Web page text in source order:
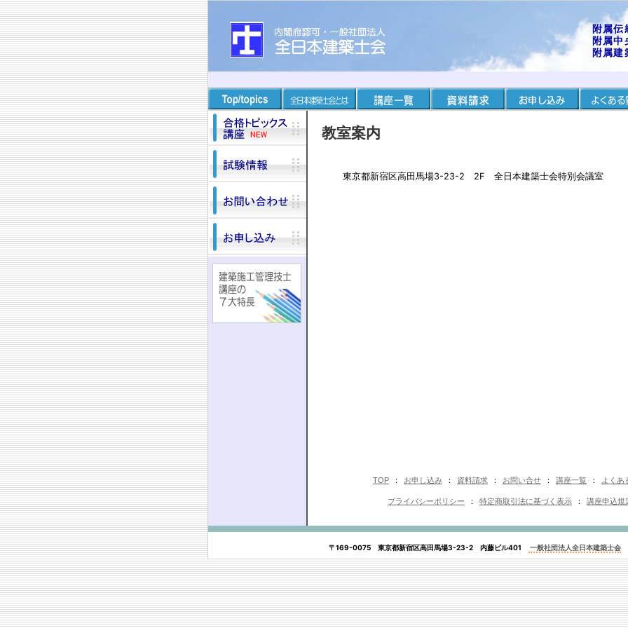
附属伝
附属中
附属建
教室案内
東京都新宿区高田馬場3-23-2 2F 全日本建築士会特別会議室
TOP ： お申し込み ： 資料請求 ： お問い合せ ： 講座一覧 ： よくあ
プライバシーポリシー ： 特定商取引法に基づく表示 ： 講座申込規
〒169-0075 東京都新宿区高田馬場3-23-2 内藤ビル401 一般社団法人全日本建築士会